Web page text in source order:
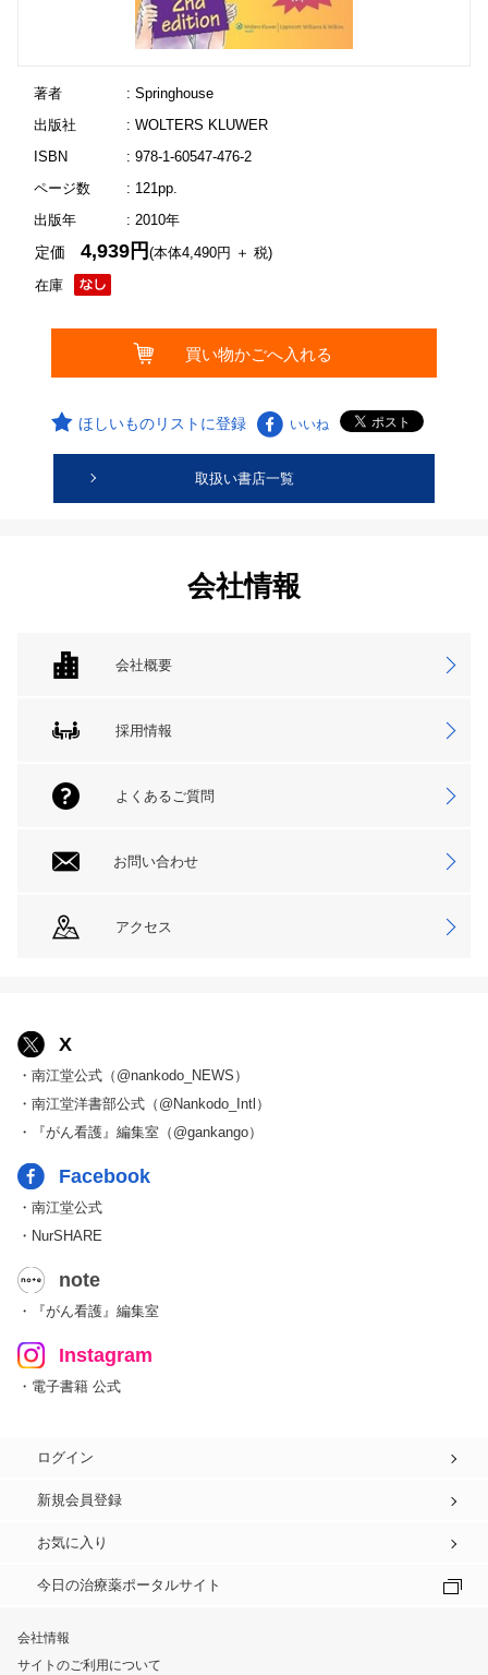
著者
: Springhouse
出版社
: WOLTERS KLUWER
ISBN
: 978-1-60547-476-2
ページ数
: 121pp.
出版年
: 2010年
在庫
定価4,939円(本体4,490円 ＋ 税)
ほしいものリストに登録 いいね
取扱い書店一覧
会社情報
会社概要
採用情報
よくあるご質問
お問い合わせ
アクセス
X
・南江堂公式（@nankodo_NEWS）
・南江堂洋書部公式（@Nankodo_Intl）
・『がん看護』編集室（@gankango）
Facebook
・南江堂公式
・NurSHARE
note
・『がん看護』編集室
Instagram
・電子書籍 公式
ログイン
新規会員登録
お気に入り
今日の治療薬ポータルサイト
会社情報
サイトのご利用について